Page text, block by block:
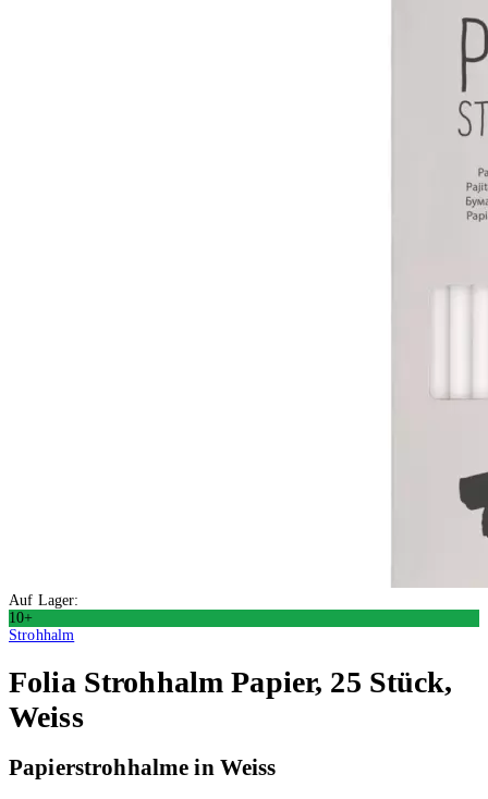
Auf Lager:
10+
Strohhalm
Folia Strohhalm Papier, 25 Stück,
Weiss
Papierstrohhalme in Weiss